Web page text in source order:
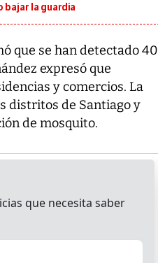
bajar la guardia
que se han detectado 40
expresó que
y comercios. La
distritos de Santiago y
de mosquito.